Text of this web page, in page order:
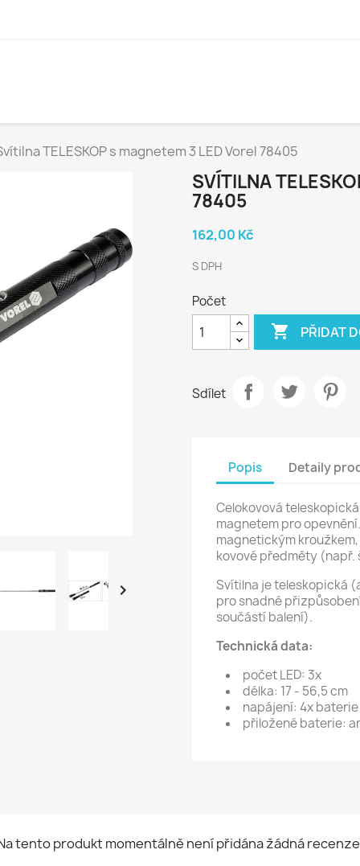
TELESKOP s magnetem 3 LED Vorel 78405

SVÍTILNA
78405
162,00 Kč
S DPH
Počet
 PŘIDAT
Sdílet
Popis Detaily
Celokovová
magnetem pro
magnetickým
kovové předměty
Svítilna je teleskopická
pro snadné
součástí balení).
Technická data:
počet LED: 3x
délka: 17 - 56,5 cm
napájení: 4x baterie
přiložené baterie:
tento produkt momentálně není přidána žádná